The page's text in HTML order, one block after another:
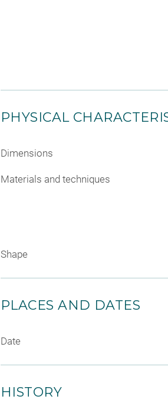
PHYSICAL
Dimensions
Materials and techniques
Shape
PLACES AND DATES
Date
HISTORY